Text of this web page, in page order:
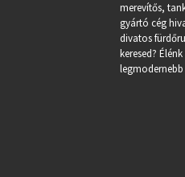
merevítős,
gyártó cég
divatos
keresed?